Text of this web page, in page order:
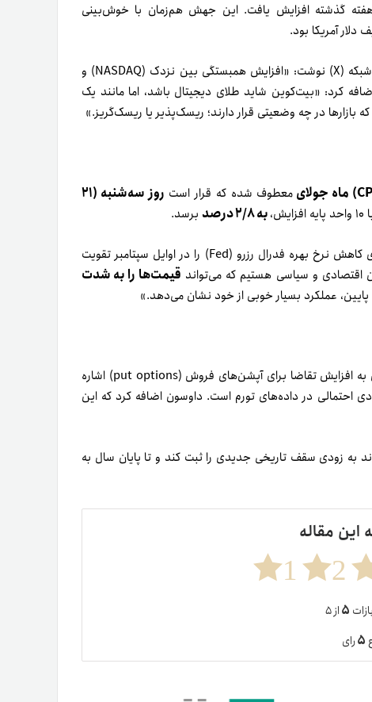
گذشته افزایش یافت. این جهش هم‌زمان با خوش‌بینی
دلار آمریکا بود.
خبرنامه تحلیلی (Ecoinometrics) در پستی در روز یکشنبه در شبکه (X) نوشت: «افزایش همبستگی بین نزدک (NASDAQ) و
کرد: «بیت‌کوین شاید طلای دیجیتال باشد، اما مانند یک
بازارها در چه وضعیتی قرار دارند؛ ریسک‌پذیر یا ریسک‌گریز.»
معطوف شده که قرار است
روز سه‌شنبه (۲۱
افزایش، به ۲/۸ درصد برسد.
انتشار داده‌های تورم پایین‌تر از حد انتظار می‌تواند انتظارات برای کاهش نرخ بهره فدرال رزرو (Fed) را در اوایل سپتامبر تقویت
اقتصادی و سیاسی هستیم که می‌تواند قیمت‌ها را به شدت
پایین، عملکرد بسیار خوبی از خود نشان می‌دهد.»
با این حال، برخی از معامله‌گران موضع دفاعی گرفته‌اند. داوسون به افزایش تقاضا برای آپشن‌های فروش (put options) اشاره
احتمالی در داده‌های تورم است. داوسون اضافه کرد که این
به زودی سقف تاریخی جدیدی را ثبت کند و تا پایان سال به
این مقاله
2
1
۵از ۵
۵رای